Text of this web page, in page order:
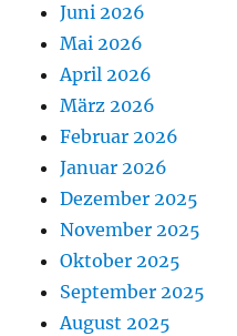
Juni 2026
Mai 2026
April 2026
März 2026
Februar 2026
Januar 2026
Dezember 2025
November 2025
Oktober 2025
September 2025
August 2025